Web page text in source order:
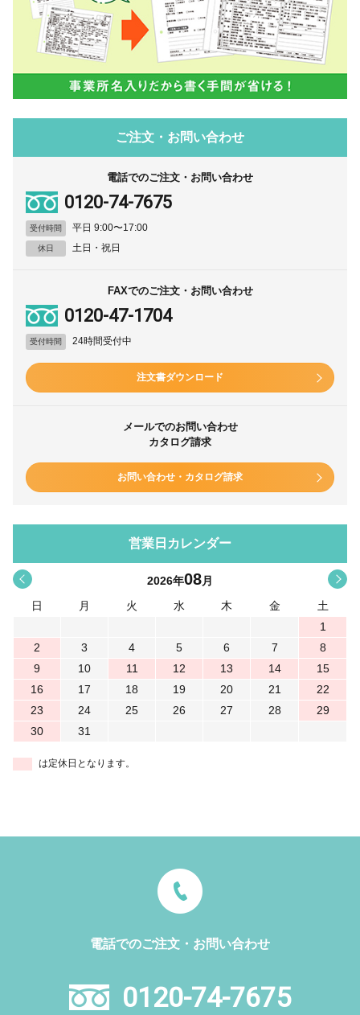
ご注文・お問い合わせ
電話でのご注文・お問い合わせ
0120-74-7675
受付時間 平日 9:00〜17:00
休日 土日・祝日
FAXでのご注文・お問い合わせ
0120-47-1704
受付時間 24時間受付中
注文書ダウンロード
メールでのお問い合わせ
カタログ請求
お問い合わせ・カタログ請求
営業日カレンダー
< >
2026年08月
日
月 火 水 木 金
土
1
2
3 4 5 6 7
8
9
10 11 12 13 14
15
16
17 18 19 20 21
22
23
24 25 26 27 28
29
30
31
は定休日となります。
電話でのご注文・お問い合わせ
0120-74-7675